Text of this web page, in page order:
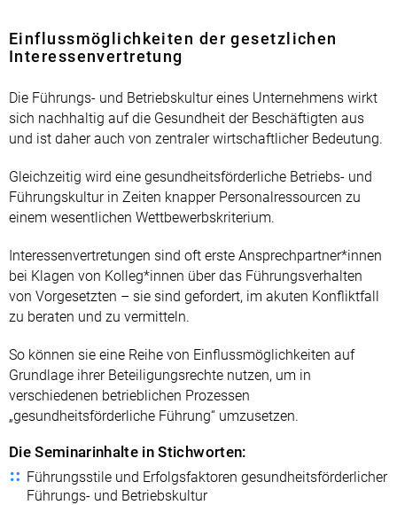
Einflussmöglichkeiten der gesetzlichen
Interessenvertretung
Die Führungs- und Betriebskultur eines Unternehmens wirkt
sich nachhaltig auf die Gesundheit der Beschäftigten aus
und ist daher auch von zentraler wirtschaftlicher Bedeutung.
Gleichzeitig wird eine gesundheitsförderliche Betriebs- und
Führungskultur in Zeiten knapper Personalressourcen zu
einem wesentlichen Wettbewerbskriterium.
Interessenvertretungen sind oft erste Ansprechpartner*innen
bei Klagen von Kolleg*innen über das Führungsverhalten
von Vorgesetzten – sie sind gefordert, im akuten Konfliktfall
zu beraten und zu vermitteln.
So können sie eine Reihe von Einflussmöglichkeiten auf
Grundlage ihrer Beteiligungsrechte nutzen, um in
verschiedenen betrieblichen Prozessen
„gesundheitsförderliche Führung“ umzusetzen.
Die Seminarinhalte in Stichworten:
Führungsstile und Erfolgsfaktoren gesundheitsförderlicher
Führungs- und Betriebskultur